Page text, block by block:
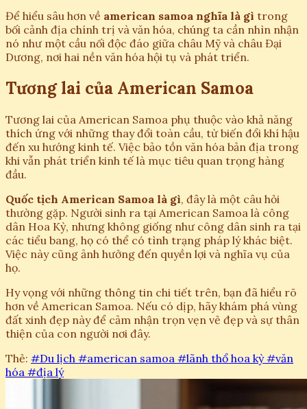
Để hiểu sâu hơn về american samoa nghĩa là gì trong
bối cảnh địa chính trị và văn hóa, chúng ta cần nhìn nhận
nó như một cầu nối độc đáo giữa châu Mỹ và châu Đại
Dương, nơi hai nền văn hóa hội tụ và phát triển.
Tương lai của American Samoa
Tương lai của American Samoa phụ thuộc vào khả năng
thích ứng với những thay đổi toàn cầu, từ biến đổi khí hậu
đến xu hướng kinh tế. Việc bảo tồn văn hóa bản địa trong
khi vẫn phát triển kinh tế là mục tiêu quan trọng hàng
đầu.
Quốc tịch American Samoa là gì, đây là một câu hỏi
thường gặp. Người sinh ra tại American Samoa là công
dân Hoa Kỳ, nhưng không giống như công dân sinh ra tại
các tiểu bang, họ có thể có tình trạng pháp lý khác biệt.
Việc này cũng ảnh hưởng đến quyền lợi và nghĩa vụ của
họ.
Hy vọng với những thông tin chi tiết trên, bạn đã hiểu rõ
hơn về American Samoa. Nếu có dịp, hãy khám phá vùng
đất xinh đẹp này để cảm nhận trọn vẹn vẻ đẹp và sự thân
thiện của con người nơi đây.
Thẻ: #Du lịch #american samoa #lãnh thổ hoa kỳ#văn
hóa #địa lý